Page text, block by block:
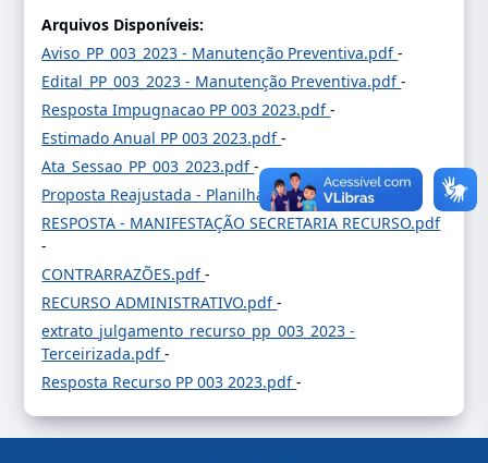
Arquivos Disponíveis:
Aviso_PP_003_2023 - Manutenção Preventiva.pdf-
Edital_PP_003_2023 - Manutenção Preventiva.pdf-
Resposta Impugnacao PP 003 2023.pdf-
Estimado Anual PP 003 2023.pdf-
Ata_Sessao_PP_003_2023.pdf-
Proposta Reajustada - Planilha.pdf-
RESPOSTA - MANIFESTAÇÃO SECRETARIA RECURSO.pdf
-
CONTRARRAZÕES.pdf-
RECURSO ADMINISTRATIVO.pdf-
extrato_julgamento_recurso_pp_003_2023 -
Terceirizada.pdf-
Resposta Recurso PP 003 2023.pdf-